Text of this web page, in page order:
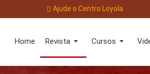
Ajude o Centro Loyola
Home Revista Cursos